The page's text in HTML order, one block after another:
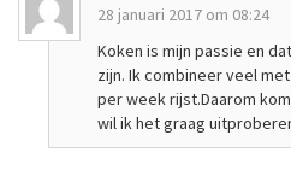
28 januari 2017 om 08:24
Koken is mijn passie en
zijn. Ik combineer veel
per week rijst.Daarom
wil ik het graag